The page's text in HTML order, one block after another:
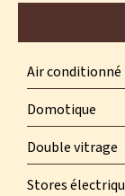
Air conditionné
Domotique
Double vitrage
Stores